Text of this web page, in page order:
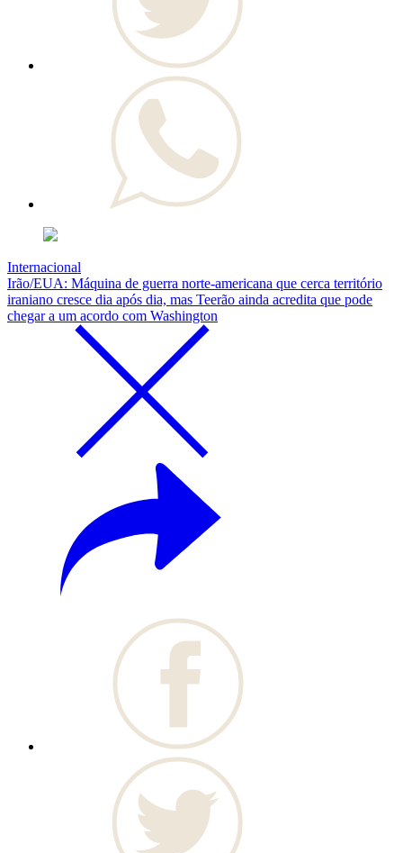
Internacional
Irão/EUA: Máquina de guerra norte-americana que cerca território
iraniano cresce dia após dia, mas Teerão ainda acredita que pode
chegar a um acordo com Washington